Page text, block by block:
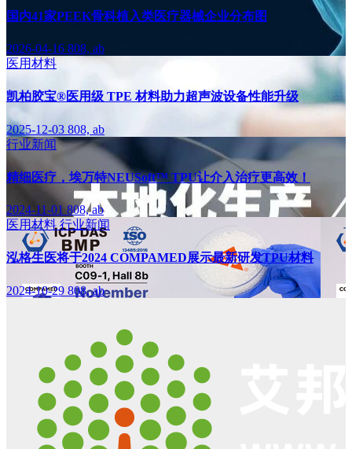
国内41家PEEK骨科植入类医疗器械企业分布图
2026-04-16 808, ab
医用材料
凯柏胶宝®医用级 TPE 材料助力超声波设备性能升级
2025-12-03 808, ab
行业新闻
精细医疗，埃万特NEUSoft™ TPU让介入治疗更高效！
2024-11-01808, ab
医用材料行业新闻
泓格生医将于2024 COMPAMED展示最新研发TPU材料
2024-10-29 808, ab